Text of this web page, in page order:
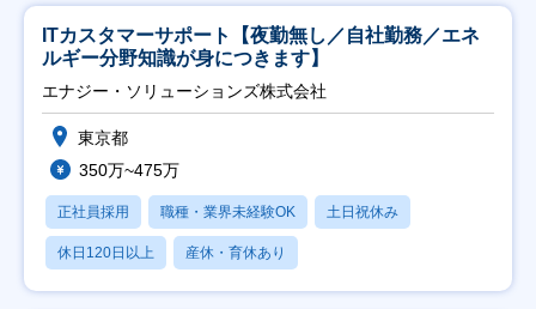
ITカスタマーサポート【夜勤無し／自社勤務／エネ
ルギー分野知識が身につきます】
エナジー・ソリューションズ株式会社
東京都
350万~475万
正社員採用 職種・業界未経験OK 土日祝休み
休日120日以上 産休・育休あり